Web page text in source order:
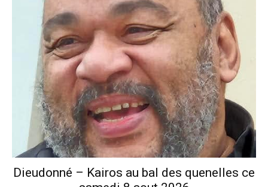
Dieudonné – Kairos au bal des quenelles ce